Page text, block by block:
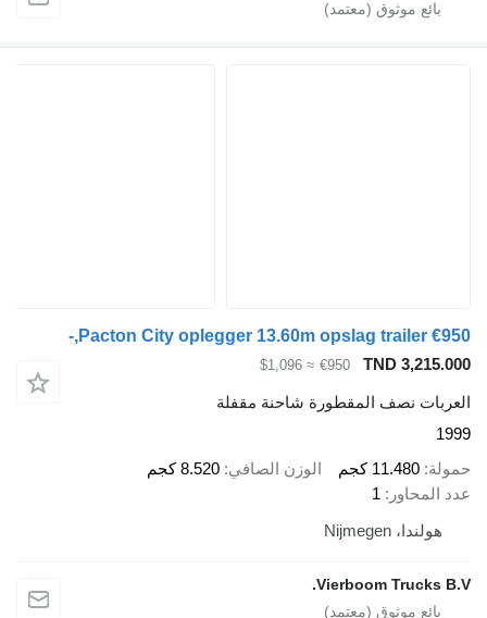
Pacton City oplegger 13.60m opslag
TND
€950
≈ $1,096
نصف المقطورة شاحنة مقفلة
كجم الوزن الصافي 8.520 كجم
1
Vierboom